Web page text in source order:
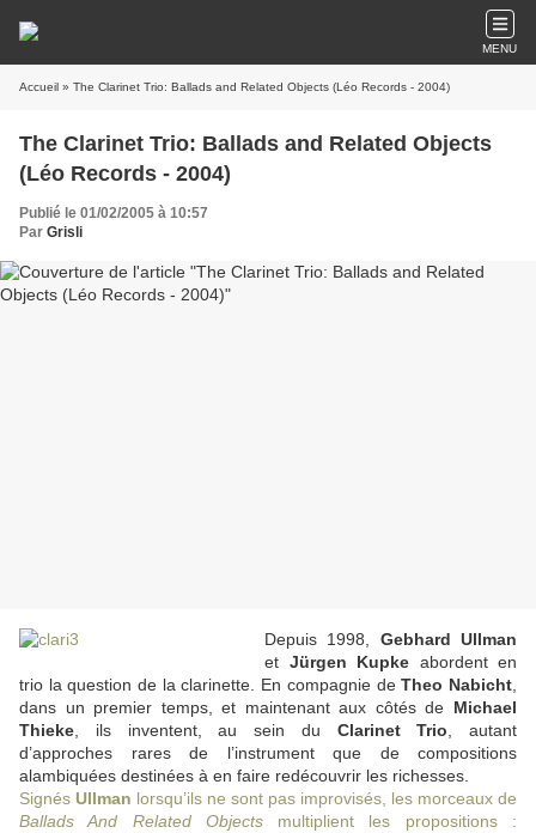
MENU
Accueil » The Clarinet Trio: Ballads and Related Objects (Léo Records - 2004)
The Clarinet Trio: Ballads and Related Objects
(Léo Records - 2004)
Publié le 01/02/2005 à 10:57
Par Grisli
Depuis 1998, Gebhard Ullman
et Jürgen Kupke abordent en
trio la question de la clarinette. En compagnie deTheo Nabicht
dans un premier temps, et maintenant aux côtés de Michael
Thieke , ils inventent, au sein du Clarinet Trio , autant
d’approches rares de l’instrument que de compositions
alambiquées destinées à en faire redécouvrir les richesses.
Signés Ullman lorsqu’ils ne sont pas improvisés, les morceaux de
Ballads And Related Objectsmultiplient les propositions :